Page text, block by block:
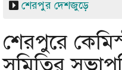
শেরপুর দেশজুড়ে
শেরপুরে